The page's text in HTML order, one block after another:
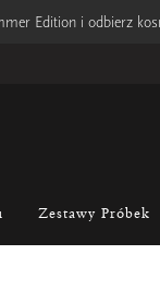
Edition i odbierz
Zestawy Próbek